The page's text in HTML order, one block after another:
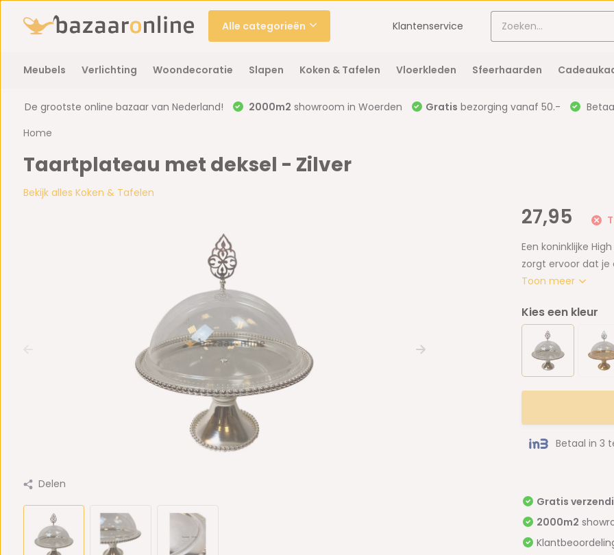
Alle categorieën Klantenservice
Meubels Verlichting Woondecoratie Slapen Koken & Tafelen Vloerkleden Sfeerhaarden
De grootste online bazaar van Nederland! 2000m2 showroom in Woerden Gratis bezorging vanaf 50.-
Home
Taartplateau met deksel - Zilver
Bekijk alles Koken & Tafelen
Delen
27,95
Een koninklijke
zorgt ervoor dat je
Toon meer
Kies een kleur
Betaal in 3
Gratis
2000m2